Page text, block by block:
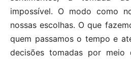
impossível. O modo como
nossas escolhas. O que
quem passamos o tempo e
decisões tomadas por meio